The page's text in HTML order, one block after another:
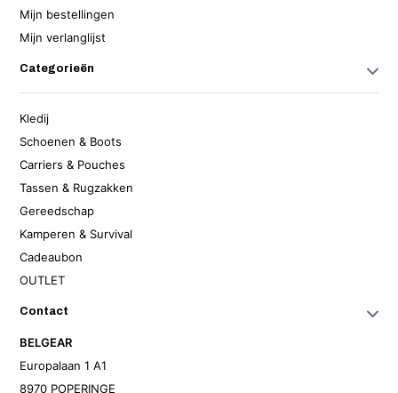
Mijn bestellingen
Mijn verlanglijst
Categorieën
Kledij
Schoenen & Boots
Carriers & Pouches
Tassen & Rugzakken
Gereedschap
Kamperen & Survival
Cadeaubon
OUTLET
Contact
BELGEAR
Europalaan 1 A1
8970 POPERINGE